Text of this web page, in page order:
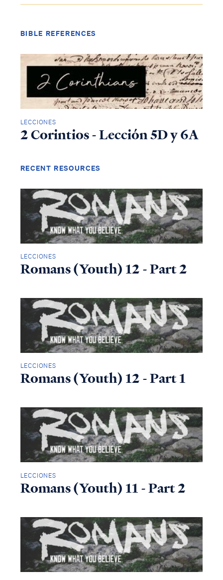
BIBLE REFERENCES
LECCIONES
2 Corintios - Lección 5D y 6A
RECENT RESOURCES
LECCIONES
Romans (Youth) 12 - Part 2
LECCIONES
Romans (Youth) 12 - Part 1
LECCIONES
Romans (Youth) 11 - Part 2